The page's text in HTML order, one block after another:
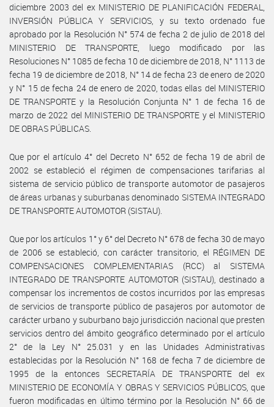
diciembre 2003 del ex MINISTERIO DE PLANIFICACIÓN FEDERAL,
INVERSIÓN PÚBLICA Y SERVICIOS, y su texto ordenado fue
aprobado por la Resolución N° 574 de fecha 2 de julio de 2018 del
MINISTERIO DE TRANSPORTE, luego modificado por las
Resoluciones N° 1085 de fecha 10 de diciembre de 2018, N° 1113 de
fecha 19 de diciembre de 2018, N° 14 de fecha 23 de enero de 2020
y N° 15 de fecha 24 de enero de 2020, todas ellas del MINISTERIO
DE TRANSPORTE y la Resolución Conjunta N° 1 de fecha 16 de
marzo de 2022 del MINISTERIO DE TRANSPORTE y el MINISTERIO
DE OBRAS PÚBLICAS.
Que por el artículo 4° del Decreto N° 652 de fecha 19 de abril de
2002 se estableció el régimen de compensaciones tarifarias al
sistema de servicio público de transporte automotor de pasajeros
de áreas urbanas y suburbanas denominado SISTEMA INTEGRADO
DE TRANSPORTE AUTOMOTOR (SISTAU).
Que por los artículos 1° y 6° del Decreto N° 678 de fecha 30 de mayo
de 2006 se estableció, con carácter transitorio, el RÉGIMEN DE
COMPENSACIONES COMPLEMENTARIAS (RCC) al SISTEMA
INTEGRADO DE TRANSPORTE AUTOMOTOR (SISTAU), destinado a
compensar los incrementos de costos incurridos por las empresas
de servicios de transporte público de pasajeros por automotor de
carácter urbano y suburbano bajo jurisdicción nacional que presten
servicios dentro del ámbito geográfico determinado por el artículo
2° de la Ley N° 25.031 y en las Unidades Administrativas
establecidas por la Resolución N° 168 de fecha 7 de diciembre de
1995 de la entonces SECRETARÍA DE TRANSPORTE del ex
MINISTERIO DE ECONOMÍA Y OBRAS Y SERVICIOS PÚBLICOS, que
fueron modificadas en último término por la Resolución N° 66 de